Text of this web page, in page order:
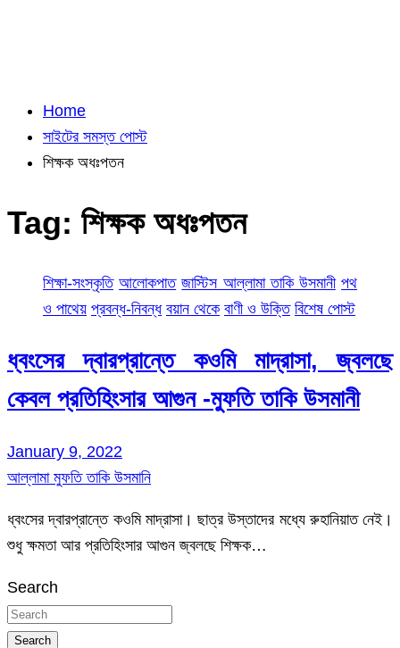
Home
সাইটের সমস্ত পোস্ট
শিক্ষক অধঃপতন
Tag: শিক্ষক অধঃপতন
শিক্ষা-সংস্কৃতি আলোকপাত জাস্টিস আল্লামা তাকি উসমানী পথ
ও পাথেয় প্রবন্ধ-নিবন্ধ বয়ান থেকে বাণী ও উক্তি বিশেষ পোস্ট
ধ্বংসের দ্বারপ্রান্তে কওমি মাদ্রাসা, জ্বলছে
কেবল প্রতিহিংসার আগুন -মুফতি তাকি উসমানী
January 9, 2022
আল্লামা মুফতি তাকি উসমানি
ধ্বংসের দ্বারপ্রান্তে কওমি মাদ্রাসা। ছাত্র উস্তাদের মধ্যে রুহানিয়াত নেই।
শুধু ক্ষমতা আর প্রতিহিংসার আগুন জ্বলছে শিক্ষক…
Search
Search